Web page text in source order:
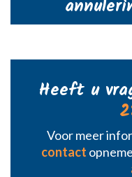
Heeft u
Voor meer
contact